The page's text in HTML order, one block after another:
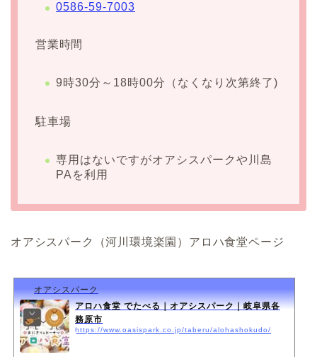
0586-59-7003
営業時間
9時30分～18時00分（なくなり次第終了)
駐車場
専用はないですがオアシスパークや川島
PAを利用
オアシスパーク（河川環境楽園）アロハ食堂ページ
オアシスパーク
アロハ食堂 でたべる｜オアシスパーク｜岐阜県各
務原市
https://www.oasispark.co.jp/taberu/alohashokudo/